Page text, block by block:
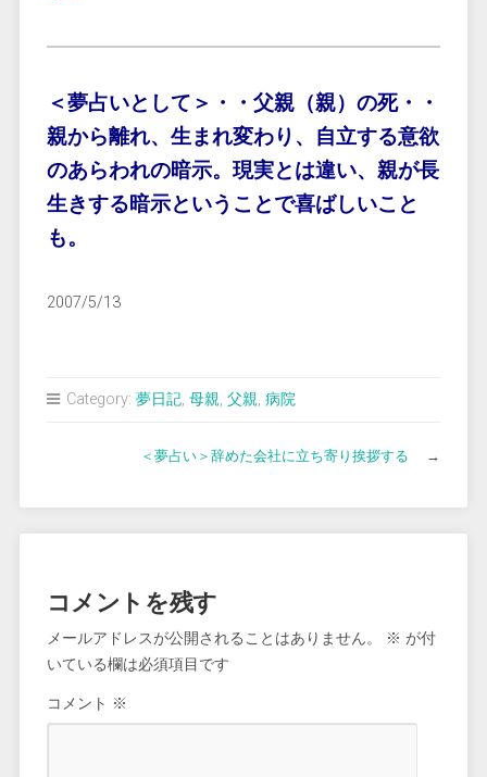
＜夢占いとして＞・・父親（親）の死・・
親から離れ、生まれ変わり、自立する意欲
のあらわれの暗示。現実とは違い、親が長
生きする暗示ということで喜ばしいこと
も。
2007/5/13
Category: 夢日記, 母親, 父親, 病院
＜夢占い＞辞めた会社に立ち寄り挨拶する →
コメントを残す
メールアドレスが公開されることはありません。 ※ が付
いている欄は必須項目です
コメント ※